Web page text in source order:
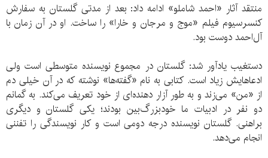
منتقد آثار «احمد شاملو» ادامه داد: بعد از مدتی گلستان به سفارش
کنسرسیوم فیلم «موج و مرجان و خارا» را ساخت. او در آن زمان با
آل‌احمد دوست بود.
دستغیب یادآور شد: گلستان در مجموع نویسنده متوسطی است ولی
ادعاهایش زیاد است. کتابی به نام «گفته‌ها» نوشته که در آن خیلی دم
از «من» می‌زند و به طور آزار دهنده‌ای از خود تعریف می‌کند. به گمانم
دو نفر در ادبیات ما خودبزرگ‌بین بودند؛ یکی گلستان و دیگری
براهنی. گلستان نویسنده‌ درجه دومی است و کار نویسندگی را تفننی
انجام می‌دهد.